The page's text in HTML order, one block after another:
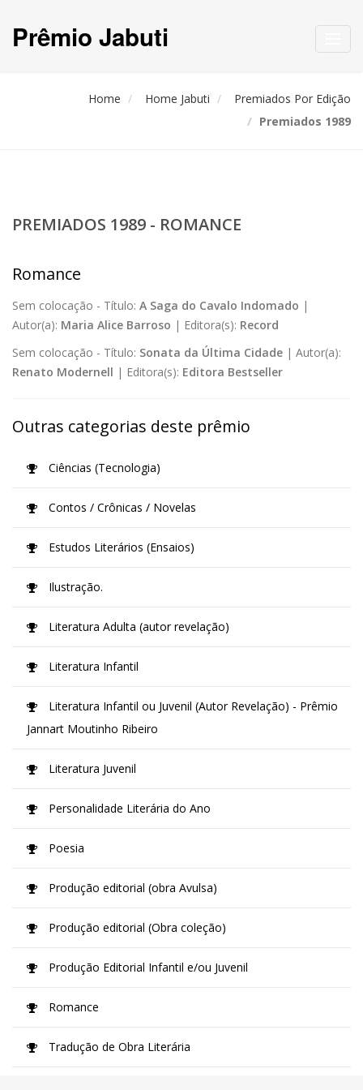
Prêmio Jabuti
Home Home Jabuti
Premiados Por Edição
Premiados 1989
PREMIADOS 1989 - ROMANCE
Romance
Sem colocação - Título: A Saga do Cavalo Indomado |
Autor(a): Maria Alice Barroso | Editora(s): Record
Sem colocação - Título: Sonata da Última Cidade | Autor(a):
Renato Modernell | Editora(s): Editora Bestseller
Outras categorias deste prêmio
Ciências (Tecnologia)
Contos / Crônicas / Novelas
Estudos Literários (Ensaios)
Ilustração.
Literatura Adulta (autor revelação)
Literatura Infantil
Literatura Infantil ou Juvenil (Autor Revelação) - Prêmio
Jannart Moutinho Ribeiro
Literatura Juvenil
Personalidade Literária do Ano
Poesia
Produção editorial (obra Avulsa)
Produção editorial (Obra coleção)
Produção Editorial Infantil e/ou Juvenil
Romance
Tradução de Obra Literária